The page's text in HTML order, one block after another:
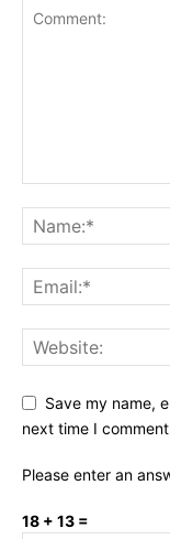
Save my name,
next time I
Please enter an
18 + 13 =